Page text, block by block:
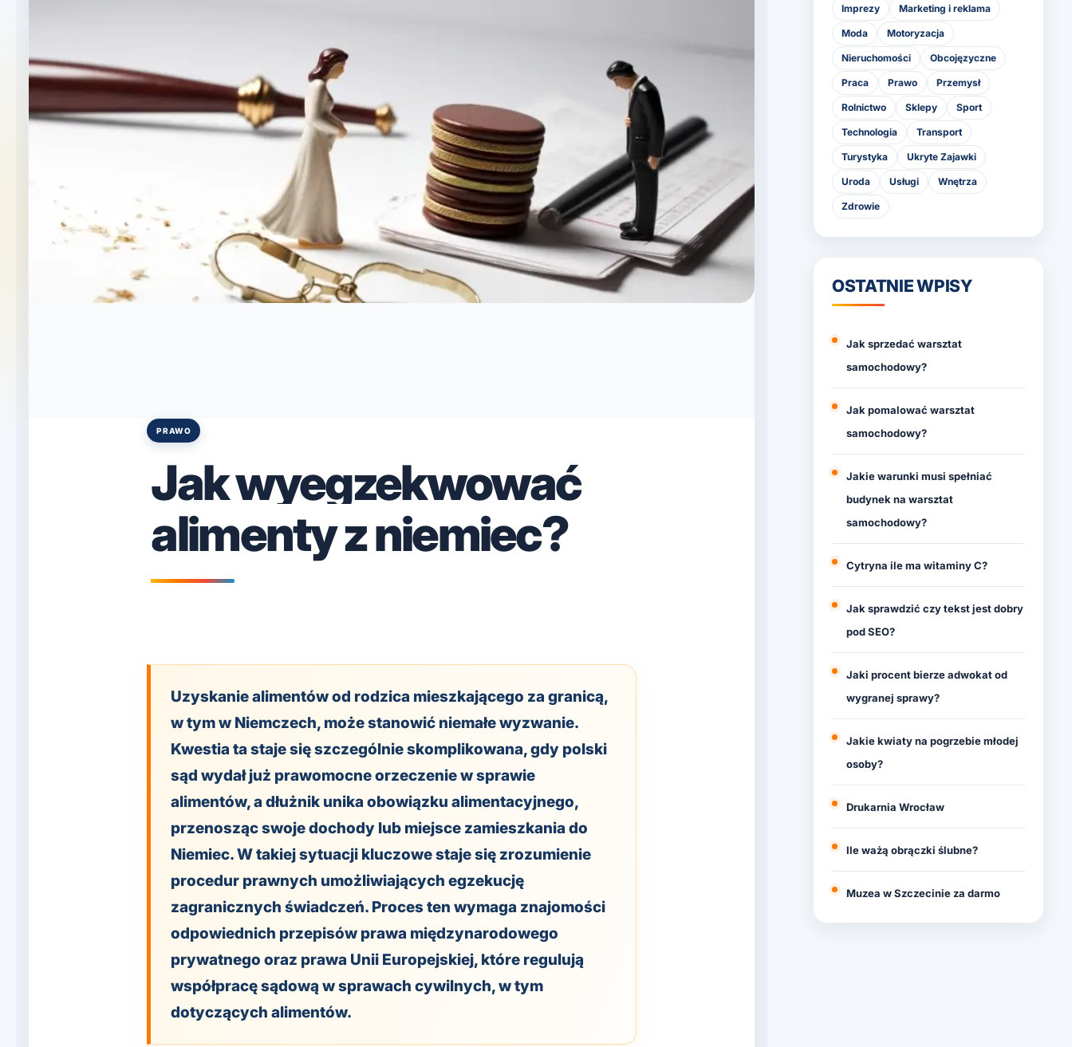
Posted
PRAWO
Jak wyegzekwować
alimenty z niemiec?
Uzyskanie alimentów od rodzica mieszkającego za granicą,
w tym w Niemczech, może stanowić niemałe wyzwanie.
Kwestia ta staje się szczególnie skomplikowana, gdy polski
sąd wydał już prawomocne orzeczenie w sprawie
alimentów, a dłużnik unika obowiązku alimentacyjnego,
przenosząc swoje dochody lub miejsce zamieszkania do
Niemiec. W takiej sytuacji kluczowe staje się zrozumienie
procedur prawnych umożliwiających egzekucję
zagranicznych świadczeń. Proces ten wymaga znajomości
odpowiednich przepisów prawa międzynarodowego
prywatnego oraz prawa Unii Europejskiej, które regulują
współpracę sądową w sprawach cywilnych, w tym
dotyczących alimentów.
Imprezy Marketing i reklama
Moda Motoryzacja
Nieruchomości Obcojęzyczne
Praca Prawo Przemysł
Rolnictwo Sklepy Sport
Technologia Transport
Turystyka Ukryte Zajawki
Uroda Usługi Wnętrza
Zdrowie
OSTATNIE WPISY
Jak sprzedać warsztat
samochodowy?
Jak pomalować warsztat
samochodowy?
Jakie warunki musi spełniać
budynek na warsztat
samochodowy?
Cytryna ile ma witaminy C?
Jak sprawdzić czy tekst jest dobry
pod SEO?
Jaki procent bierze adwokat od
wygranej sprawy?
Jakie kwiaty na pogrzebie młodej
osoby?
Drukarnia Wrocław
Ile ważą obrączki ślubne?
Muzea w Szczecinie za darmo